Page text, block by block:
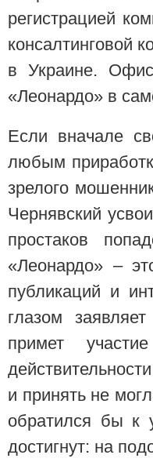
регистрацией
консалтинговой
в Украине.
«Леонардо» в
Если вначале
любым
зрелого
Чернявский
простаков
«Леонардо» –
публикаций и
глазом
примет
и принять не
обратился бы к
достигнут: на